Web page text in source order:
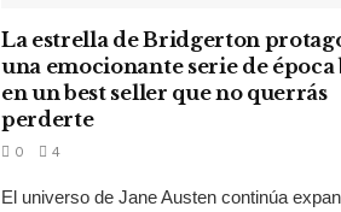
La estrella de Bridgerton
una emocionante serie de época
en un best seller que no querrás
perderte
0 4
El universo de Jane Austen continúa